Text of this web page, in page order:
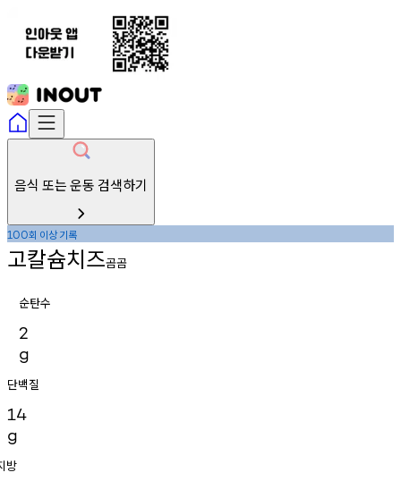
음식 또는 운동 검색하기
100회 이상기록
고칼슘치즈곰곰
순탄수
2
g
단백질
14
g
방